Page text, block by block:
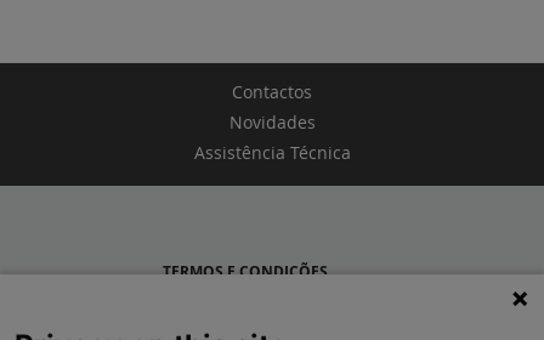
Contactos
Novidades
Assistência Técnica
TERMOS E CONDIÇÕES